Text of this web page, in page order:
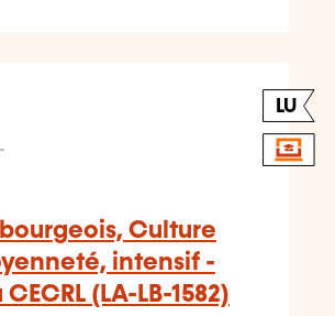
LU
Culture
intensif -
CECRL (LA-LB-1582)